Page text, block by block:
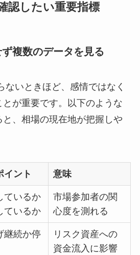
認したい重要指標
複数のデータを見る
ないときほど、感情ではなく
が重要です。以下のような
、相場の現在地が把握しや
イント 意味
ているか
ているか
市場参加者の関
心度を測れる
継続か停
リスク資産への
資金流入に影響